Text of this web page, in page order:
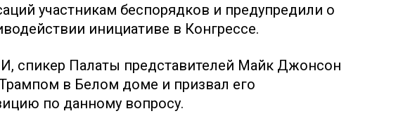
участникам беспорядков и предупредили о
инициативе в Конгрессе.
спикер Палаты представителей Майк Джонсон
в Белом доме и призвал его
по данному вопросу.